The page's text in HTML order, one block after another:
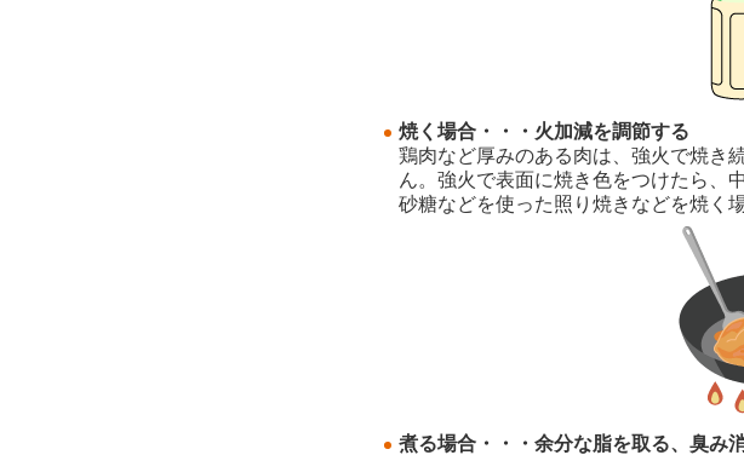
焼く場合・・・火加減を調節する
鶏肉など厚みのある肉は、強火で焼き
ん。強火で表面に焼き色をつけたら、
砂糖などを使った照り焼きなどを焼く
煮る場合・・・余分な脂を取る、臭み